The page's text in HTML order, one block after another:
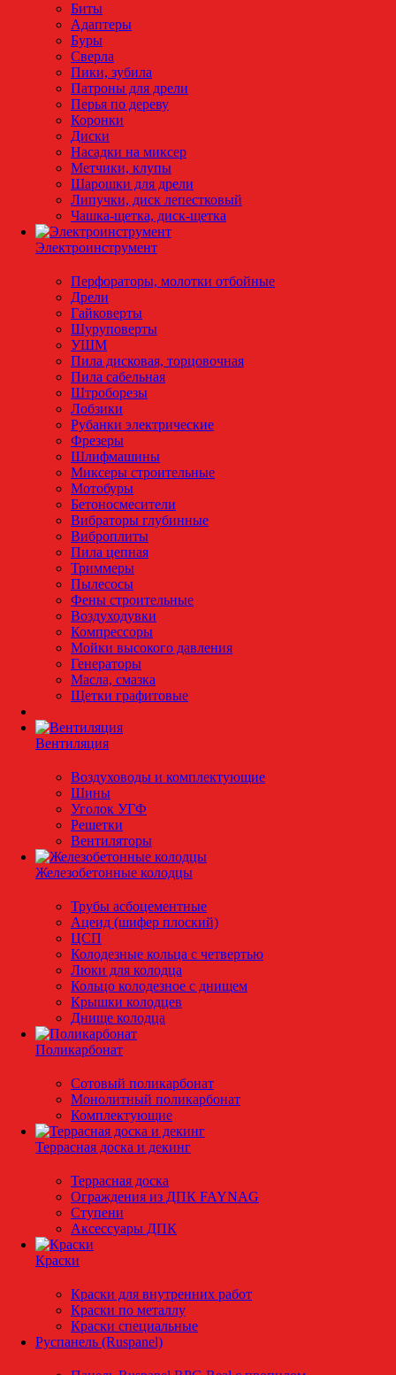
Биты
Адаптеры
Буры
Сверла
Пики, зубила
Патроны для дрели
Перья по дереву
Коронки
Диски
Насадки на миксер
Метчики, клупы
Шарошки для дрели
Липучки, диск лепестковый
Чашка-щетка, диск-щетка
Электроинструмент
Перфораторы, молотки отбойные
Дрели
Гайковерты
Шуруповерты
УШМ
Пила дисковая, торцовочная
Пила сабельная
Штроборезы
Лобзики
Рубанки электрические
Фрезеры
Шлифмашины
Миксеры строительные
Мотобуры
Бетоносмесители
Вибраторы глубинные
Виброплиты
Пила цепная
Триммеры
Пылесосы
Фены строительные
Воздуходувки
Компрессоры
Мойки высокого давления
Генераторы
Масла, смазка
Щетки графитовые
Вентиляция
Воздуховоды и комплектующие
Шины
Уголок УГФ
Решeтки
Вентиляторы
Железобетонные колодцы
Трубы асбоцементные
Ацеид (шифер плоский)
ЦСП
Колодезные кольца с четвертью
Люки для колодца
Кольцо колодезное с днищем
Крышки колодцев
Днище колодца
Поликарбонат
Сотовый поликарбонат
Монолитный поликарбонат
Комплектующие
Террасная доска и декинг
Террасная доска
Ограждения из ДПК FAYNAG
Ступени
Аксессуары ДПК
Краски
Краски для внутренних работ
Краски по металлу
Краски специальные
Руспанель (Ruspanel)